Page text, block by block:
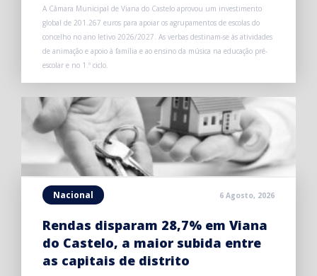
A Câmara Municipal de Viana do Castelo aprovou um investimento
global de 201.267 euros para apoiar os agrupamentos de escolas do
concelho no ano letivo 2026/2027. As verbas destinam-se às atividades
de animação e apoio à família e ao ensino da música na educação pré-
escolar e no 1.º ciclo.
Nacional 6 Agosto, 2026
Rendas disparam 28,7% em Viana
do Castelo, a maior subida entre
as capitais de distrito